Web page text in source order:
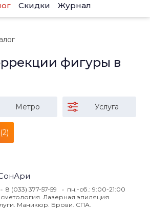
Скидки Журнал
фигуры в
Метро Услуга
8 (033) 377-57-59
пн.-сб.: 9:00-21:00
Лазерная эпиляция.
Маникюр. Брови. СПА.